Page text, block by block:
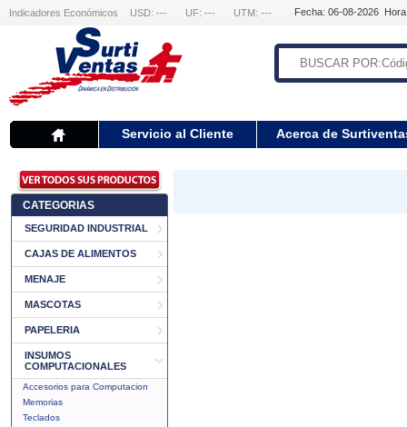
Indicadores Económicos USD: --- UF: --- UTM: --- Fecha: 06-08-2026
Servicio al Cliente Acerca de
CATEGORIAS
SEGURIDAD INDUSTRIAL
CAJAS DE ALIMENTOS
MENAJE
MASCOTAS
PAPELERIA
INSUMOS
COMPUTACIONALES
Accesorios para Computacion
Memorias
Teclados